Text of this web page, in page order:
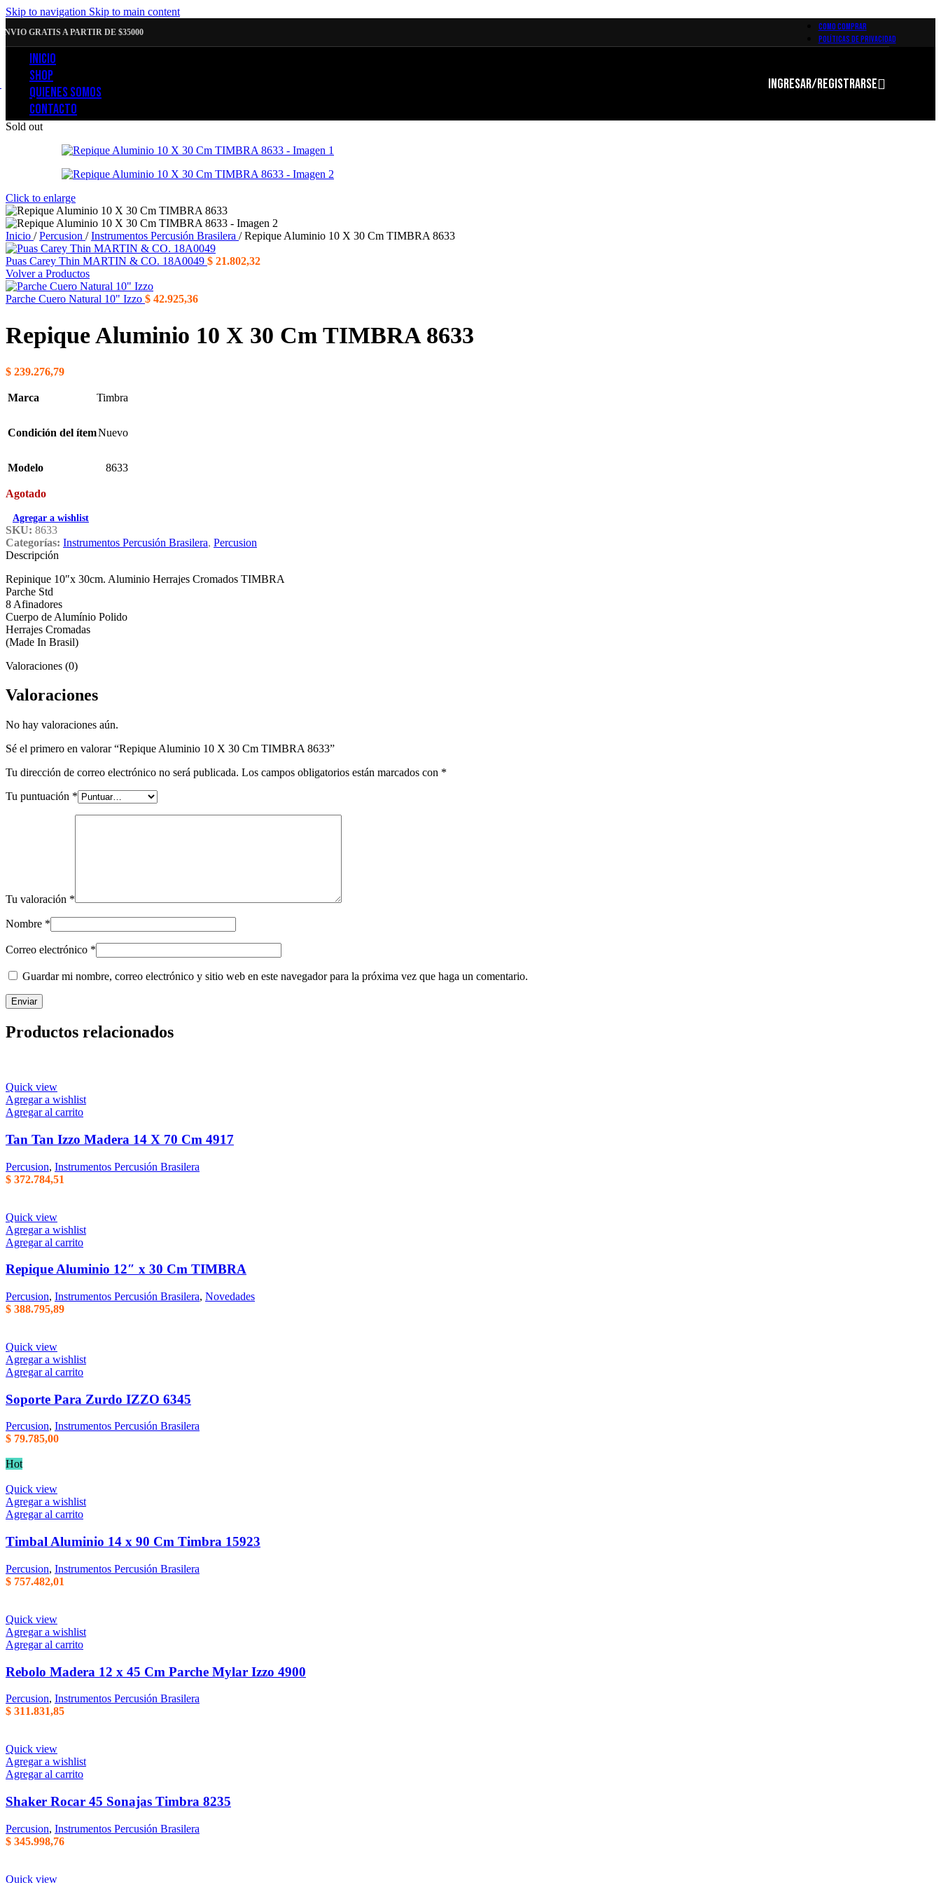
Skip to navigation Skip to main content
GRATIS A PARTIR DE $35000
COMO COMPRAR
POLÍTICAS DE PRIVACIDAD
INICIO
SHOP
QUIENES SOMOS
CONTACTO
INGRESAR/REGISTRARSE
Sold out
Click to enlarge
Inicio / Percusion / Instrumentos Percusión Brasilera / Repique Aluminio 10 X 30 Cm TIMBRA 8633
Puas Carey Thin MARTIN & CO. 18A0049 $ 21.802,32
Volver a Productos
Parche Cuero Natural 10" Izzo $ 42.925,36
Repique Aluminio 10 X 30 Cm TIMBRA 8633
$ 239.276,79
Marca Timbra
Condición del ítemNuevo
Modelo 8633
Agotado
Agregar a wishlist
SKU: 8633
Categorías: Instrumentos Percusión Brasilera, Percusion
Descripción
Repinique 10″x 30cm. Aluminio Herrajes Cromados TIMBRA
Parche Std
8 Afinadores
Cuerpo de Alumínio Polido
Herrajes Cromadas
(Made In Brasil)
Valoraciones (0)
Valoraciones
No hay valoraciones aún.
Sé el primero en valorar “Repique Aluminio 10 X 30 Cm TIMBRA 8633”
Tu dirección de correo electrónico no será publicada. Los campos obligatorios están marcados con *
Tu puntuación *
Tu valoración *
Nombre *
Correo electrónico *
Guardar mi nombre, correo electrónico y sitio web en este navegador para la próxima vez que haga un comentario.
Productos relacionados
Quick view
Agregar a wishlist
Agregar al carrito
Tan Tan Izzo Madera 14 X 70 Cm 4917
Percusion, Instrumentos Percusión Brasilera
$ 372.784,51
Quick view
Agregar a wishlist
Agregar al carrito
Repique Aluminio 12″ x 30 Cm TIMBRA
Percusion, Instrumentos Percusión Brasilera, Novedades
$ 388.795,89
Quick view
Agregar a wishlist
Agregar al carrito
Soporte Para Zurdo IZZO 6345
Percusion, Instrumentos Percusión Brasilera
$ 79.785,00
Hot
Quick view
Agregar a wishlist
Agregar al carrito
Timbal Aluminio 14 x 90 Cm Timbra 15923
Percusion, Instrumentos Percusión Brasilera
$ 757.482,01
Quick view
Agregar a wishlist
Agregar al carrito
Rebolo Madera 12 x 45 Cm Parche Mylar Izzo 4900
Percusion, Instrumentos Percusión Brasilera
$ 311.831,85
Quick view
Agregar a wishlist
Agregar al carrito
Shaker Rocar 45 Sonajas Timbra 8235
Percusion, Instrumentos Percusión Brasilera
$ 345.998,76
Quick view